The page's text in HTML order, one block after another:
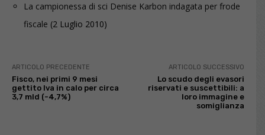
La campionessa di sci Denise Karbon indagata per frode
fiscale (2 Luglio 2010)
ARTICOLO PRECEDENTE
Fisco, nei primi 9 mesi
gettito Iva in calo per circa
3,7 mld (-4,7%)
ARTICOLO SUCCESSIVO
Lo scudo degli evasori
riservati e suscettibili: a
loro immagine e
somiglianza